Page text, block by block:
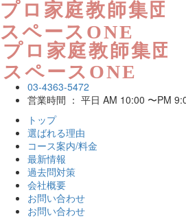
03-4363-5472
営業時間 ： 平日 AM 10:00 〜PM
トップ
選ばれる理由
コース案内/料金
最新情報
過去問対策
会社概要
お問い合わせ
お問い合わせ